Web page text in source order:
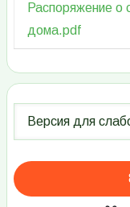
Распоряжение о
дома.pdf